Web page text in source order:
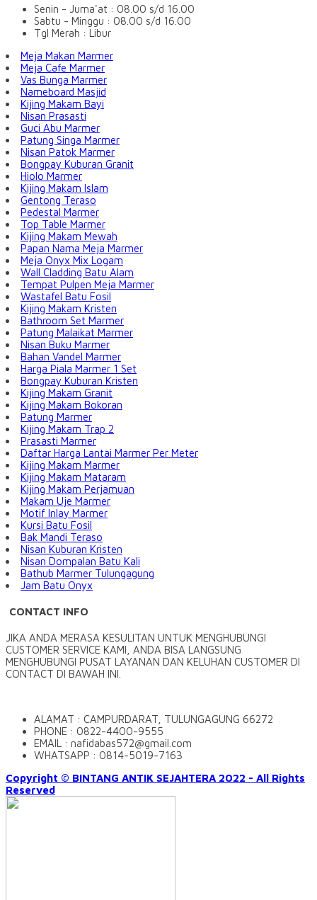
Senin - Juma'at : 08.00 s/d 16.00
Sabtu - Minggu : 08.00 s/d 16.00
Tgl Merah : Libur
Meja Makan Marmer
Meja Cafe Marmer
Vas Bunga Marmer
Nameboard Masjid
Kijing Makam Bayi
Nisan Prasasti
Guci Abu Marmer
Patung Singa Marmer
Nisan Patok Marmer
Bongpay Kuburan Granit
Hiolo Marmer
Kijing Makam Islam
Gentong Teraso
Pedestal Marmer
Top Table Marmer
Kijing Makam Mewah
Papan Nama Meja Marmer
Meja Onyx Mix Logam
Wall Cladding Batu Alam
Tempat Pulpen Meja Marmer
Wastafel Batu Fosil
Kijing Makam Kristen
Bathroom Set Marmer
Patung Malaikat Marmer
Nisan Buku Marmer
Bahan Vandel Marmer
Harga Piala Marmer 1 Set
Bongpay Kuburan Kristen
Kijing Makam Granit
Kijing Makam Bokoran
Patung Marmer
Kijing Makam Trap 2
Prasasti Marmer
Daftar Harga Lantai Marmer Per Meter
Kijing Makam Marmer
Kijing Makam Mataram
Kijing Makam Perjamuan
Makam Uje Marmer
Motif Inlay Marmer
Kursi Batu Fosil
Bak Mandi Teraso
Nisan Kuburan Kristen
Nisan Dompalan Batu Kali
Bathub Marmer Tulungagung
Jam Batu Onyx
CONTACT INFO
JIKA ANDA MERASA KESULITAN UNTUK MENGHUBUNGI
CUSTOMER SERVICE KAMI, ANDA BISA LANGSUNG
MENGHUBUNGI PUSAT LAYANAN DAN KELUHAN CUSTOMER DI
CONTACT DI BAWAH INI.
ALAMAT : CAMPURDARAT, TULUNGAGUNG 66272
PHONE : 0822-4400-9555
EMAIL : nafidabas572@gmail.com
WHATSAPP : 0814-5019-7163
Copyright © BINTANG ANTIK SEJAHTERA 2022 - All Rights
Reserved